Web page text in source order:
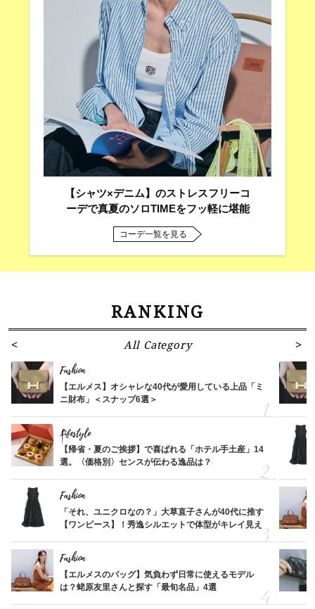
【シャツ×デニム】のストレスフリーコ
ーデで真夏のソロTIMEをフッ軽に堪能
コーデ一覧を見る
RANKING
All Category
Fashion
【エルメス】オシャレな40代が愛用している上品「ミ
ニ財布」＜スナップ6選＞
Lifestyle
【帰省・夏のご挨拶】で喜ばれる「ホテル手土産」14
選。〈価格別〉センスが伝わる逸品は？
Fashion
「それ、ユニクロなの？」大草直子さんが40代に推す
【ワンピース】！秀逸シルエットで体型がキレイ見え
Fashion
【エルメスのバッグ】気負わず日常に使えるモデル
は？蛯原友里さんと探す「最旬名品」4選